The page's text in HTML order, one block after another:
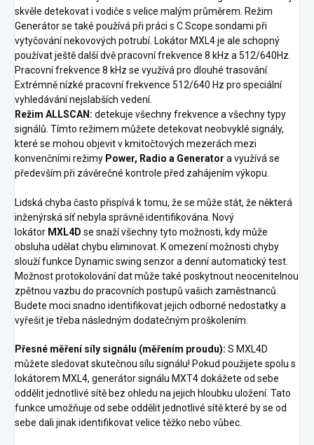
skvěle detekovat i vodiče s velice malým průměrem. Režim
Generátor se také používá při práci s C.Scope sondami při
vytyčování nekovových potrubí. Lokátor MXL4 je ale schopný
používat ještě další dvě pracovní frekvence 8 kHz a 512/640Hz.
Pracovní frekvence 8 kHz se využívá pro dlouhé trasování.
Extrémně nízké pracovní frekvence 512/640 Hz pro speciální
vyhledávání nejslabších vedení.
Režim ALLSCAN: detekuje všechny frekvence a všechny typy
signálů. Tímto režimem můžete detekovat neobvyklé signály,
které se mohou objevit v kmitočtových mezerách mezi
konvenčními režimy Power, Radio a Generator a využívá se
především při závěrečné kontrole před zahájením výkopu.
Lidská chyba často přispívá k tomu, že se může stát, že některá
inženýrská síť nebyla správně identifikována. Nový
lokátor MXL4D se snaží všechny tyto možnosti, kdy může
obsluha udělat chybu eliminovat. K omezení možnosti chyby
slouží funkce Dynamic swing senzor a denní automatický test.
Možnost protokolování dat může také poskytnout neocenitelnou
zpětnou vazbu do pracovních postupů vašich zaměstnanců.
Budete moci snadno identifikovat jejich odborné nedostatky a
vyřešit je třeba následným dodatečným proškolením.
Přesné měření síly signálu (měřením proudu): S MXL4D
můžete sledovat skutečnou sílu signálu! Pokud použijete spolu s
lokátorem MXL4, generátor signálu MXT4 dokážete od sebe
oddělit jednotlivé sítě bez ohledu na jejich hloubku uložení. Tato
funkce umožňuje od sebe oddělit jednotlivé sítě které by se od
sebe dali jinak identifikovat velice těžko nebo vůbec.